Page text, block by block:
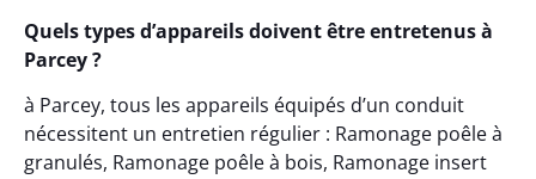
Quels types d’appareils doivent être entretenus à
Parcey ?
à Parcey, tous les appareils équipés d’un conduit
nécessitent un entretien régulier : Ramonage poêle à
granulés, Ramonage poêle à bois, Ramonage insert